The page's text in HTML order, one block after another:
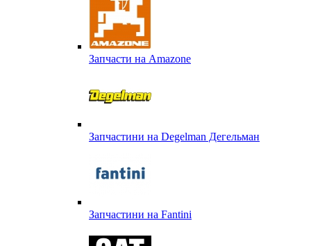
Запчасти на Amazone
Запчастини на Degelman Дегельман
Запчастини на Fantini